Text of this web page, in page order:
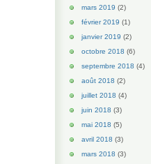
mars 2019 (2)
février 2019 (1)
janvier 2019 (2)
octobre 2018 (6)
septembre 2018 (4)
août 2018 (2)
juillet 2018 (4)
juin 2018 (3)
mai 2018 (5)
avril 2018 (3)
mars 2018 (3)